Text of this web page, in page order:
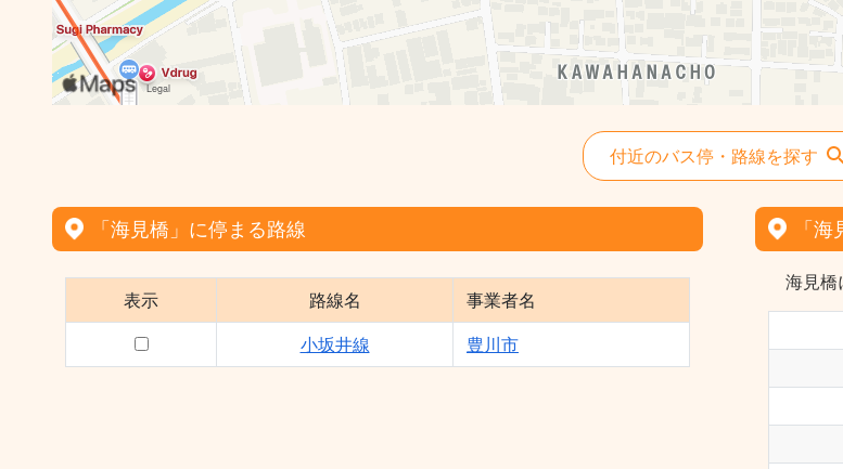
付近のバス停・路線を探す
「海見橋」に停まる路線
表示 路線名 事業者名
小坂井線 豊川市
「
海見橋